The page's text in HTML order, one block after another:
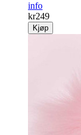
info
kr249
Kjøp